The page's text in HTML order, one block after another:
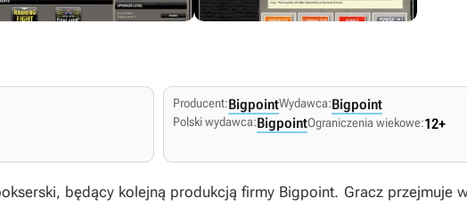
Producent:BigpointWydawca:Bigpoint
Polski wydawca:BigpointOgraniczenia wiekowe:12+
będący kolejną produkcją firmy Bigpoint. Gracz przejmuje